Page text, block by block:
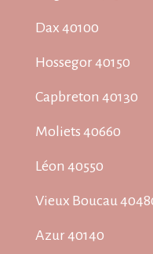
Dax 40100
Hossegor 40150
Capbreton 40130
Moliets 40660
Léon 40550
Vieux Boucau
Azur 40140